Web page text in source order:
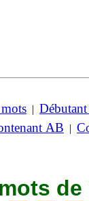
|
AB |
de